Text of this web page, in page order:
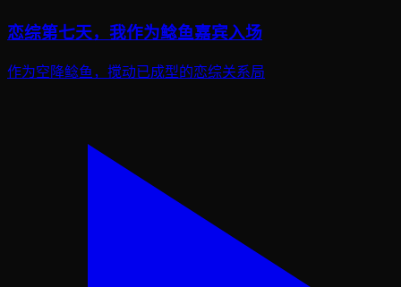
恋综第七天，我作为鲶鱼嘉宾入场
作为空降鲶鱼，搅动已成型的恋综关系局